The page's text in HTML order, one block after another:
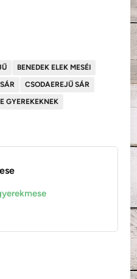
BENEDEK ELEK MESÉI
CSODAEREJŰ SÁR
GYEREKEKNEK